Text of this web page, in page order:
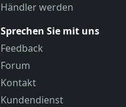
Händler werden
Sprechen Sie mit uns
Feedback
Forum
Kontakt
Kundendienst